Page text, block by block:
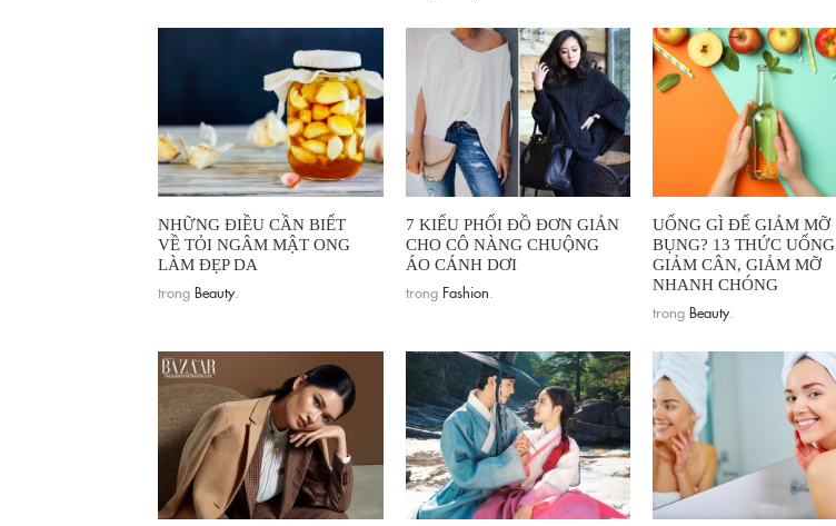
NHỮNG ĐIỀU CẦN BIẾT
VỀ TỎI NGÂM MẬT ONG
LÀM ĐẸP DA
trong Beauty.
7 KIỂU PHỐI ĐỒ ĐƠN GIẢN
CHO CÔ NÀNG CHUỘNG
ÁO CÁNH DƠI
trong Fashion
UỐNG GÌ ĐỂ GIẢM MỠ
BỤNG? 13 THỨC UỐNG
GIẢM CÂN, GIẢM MỠ
NHANH CHÓNG
trong Beauty.